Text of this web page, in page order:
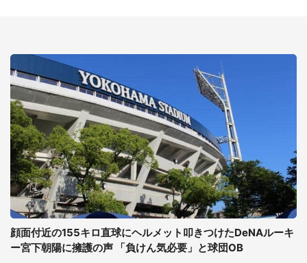
顔面付近の155キロ直球にヘルメット叩きつけたDeNAルーキ
ー宮下朝陽に擁護の声 「負けん気必要」と球団OB